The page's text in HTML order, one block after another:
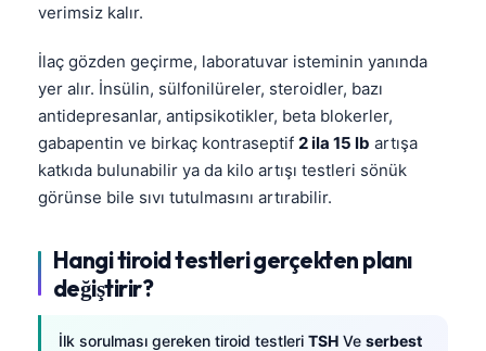
verimsiz kalır.
İlaç gözden geçirme, laboratuvar isteminin yanında
yer alır. İnsülin, sülfonilüreler, steroidler, bazı
antidepresanlar, antipsikotikler, beta blokerler,
gabapentin ve birkaç kontraseptif 2 ila 15 lb artışa
katkıda bulunabilir ya da kilo artışı testleri sönük
görünse bile sıvı tutulmasını artırabilir.
Hangi tiroid testleri gerçekten planı
değiştirir?
İlk sorulması gereken tiroid testleri TSH Ve serbest